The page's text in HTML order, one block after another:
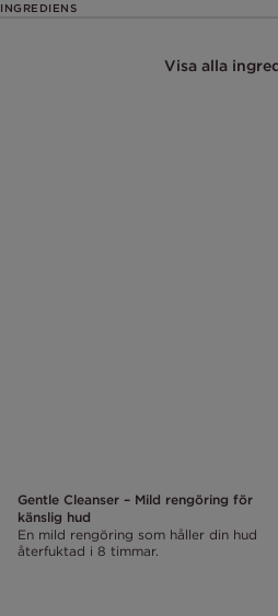
INGREDIENS
Visa alla
Gentle Cleanser – Mild rengöring för
känslig hud
En mild rengöring som håller din hud
återfuktad i 8 timmar.